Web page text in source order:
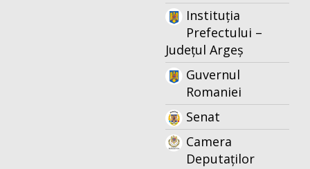
Instituția
Prefectului –
Județul Argeș
Guvernul
Romaniei
Senat
Camera
Deputaților